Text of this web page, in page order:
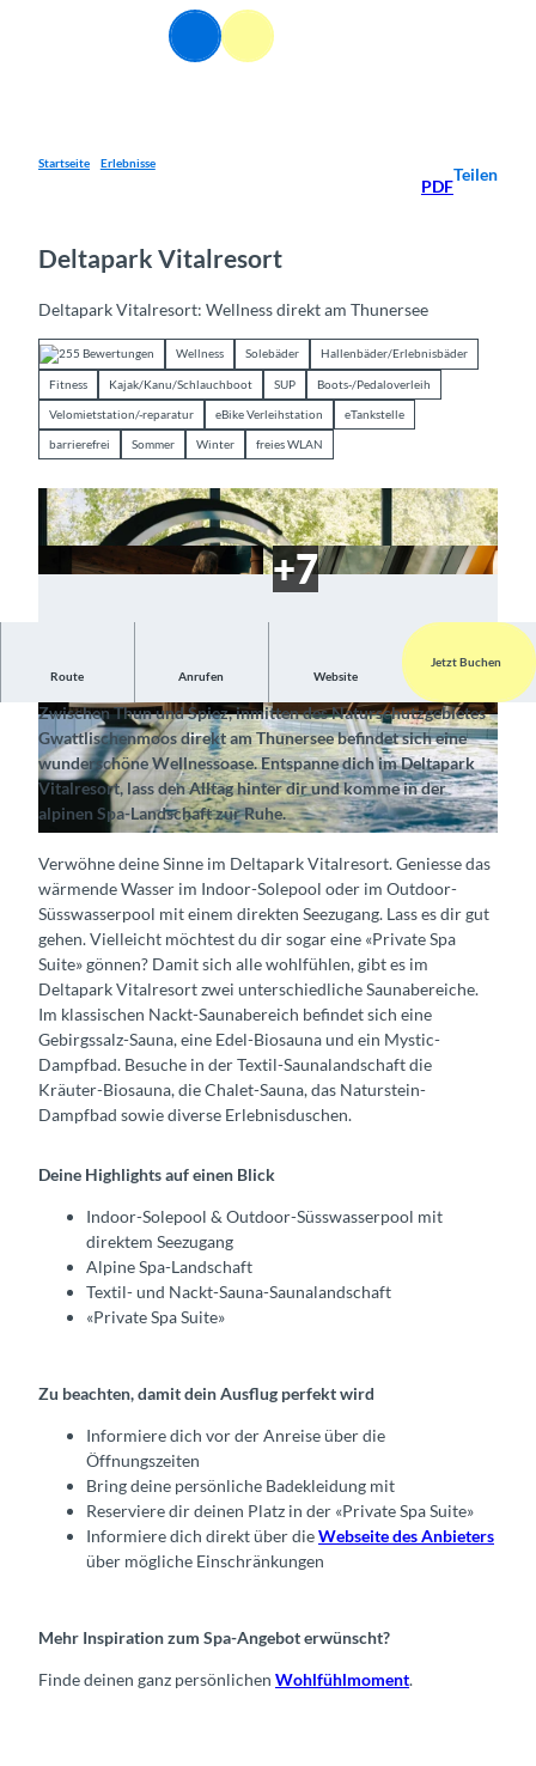
Suche Menü
Startseite Erlebnisse
PDF
Teilen
Deltapark Vitalresort
Deltapark Vitalresort: Wellness direkt am Thunersee
255 Bewertungen Wellness Solebäder Hallenbäder/Erlebnisbäder
Fitness Kajak/Kanu/Schlauchboot SUP Boots-/Pedaloverleih
Velomietstation/-reparatur eBike Verleihstation eTankstelle
barrierefrei Sommer Winter freies WLAN
CC-BY-NC ©CC-BY-SA
Route Anrufen Website
Jetzt Buchen
Erholung pur in der alpinen Spa-Landschaft
Zwischen Thun und Spiez, inmitten des Naturschutzgebietes
Gwattlischenmoos direkt am Thunersee befindet sich eine
wunderschöne Wellnessoase. Entspanne dich im Deltapark
Vitalresort, lass den Alltag hinter dir und komme in der
alpinen Spa-Landschaft zur Ruhe.
Verwöhne deine Sinne im Deltapark Vitalresort. Geniesse das
wärmende Wasser im Indoor-Solepool oder im Outdoor-
Süsswasserpool mit einem direkten Seezugang. Lass es dir gut
gehen. Vielleicht möchtest du dir sogar eine «Private Spa
Suite» gönnen? Damit sich alle wohlfühlen, gibt es im
Deltapark Vitalresort zwei unterschiedliche Saunabereiche.
Im klassischen Nackt-Saunabereich befindet sich eine
Gebirgssalz-Sauna, eine Edel-Biosauna und ein Mystic-
Dampfbad. Besuche in der Textil-Saunalandschaft die
Kräuter-Biosauna, die Chalet-Sauna, das Naturstein-
Dampfbad sowie diverse Erlebnisduschen.
Deine Highlights auf einen Blick
Indoor-Solepool & Outdoor-Süsswasserpool mit
direktem Seezugang
Alpine Spa-Landschaft
Textil- und Nackt-Sauna-Saunalandschaft
«Private Spa Suite»
Zu beachten, damit dein Ausflug perfekt wird
Informiere dich vor der Anreise über die
Öffnungszeiten
Bring deine persönliche Badekleidung mit
Reserviere dir deinen Platz in der «Private Spa Suite»
Informiere dich direkt über dieWebseite des Anbieters
über mögliche Einschränkungen
Mehr Inspiration zum Spa-Angebot erwünscht?
Finde deinen ganz persönlichen Wohlfühlmoment.